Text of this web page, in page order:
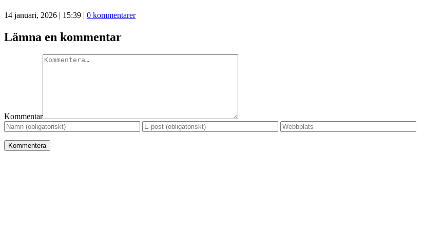
14 januari, 2026 | 15:39 | 0 kommentarer
Lämna en kommentar
Kommentar